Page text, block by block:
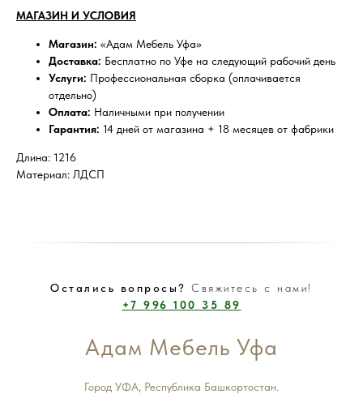
МАГАЗИН И УСЛОВИЯ
Магазин: «Адам Мебель Уфа»
Доставка: Бесплатно по Уфе на следующий рабочий день
Услуги: Профессиональная сборка (оплачивается
отдельно)
Оплата: Наличными при получении
Гарантия: 14 дней от магазина + 18 месяцев от фабрики
Длина: 1216
Материал: ЛДСП
Остались вопросы?Свяжитесь с нами!
+7 996 100 35 89
Адам Мебель Уфа
Город УФА, Республика Башкортостан.